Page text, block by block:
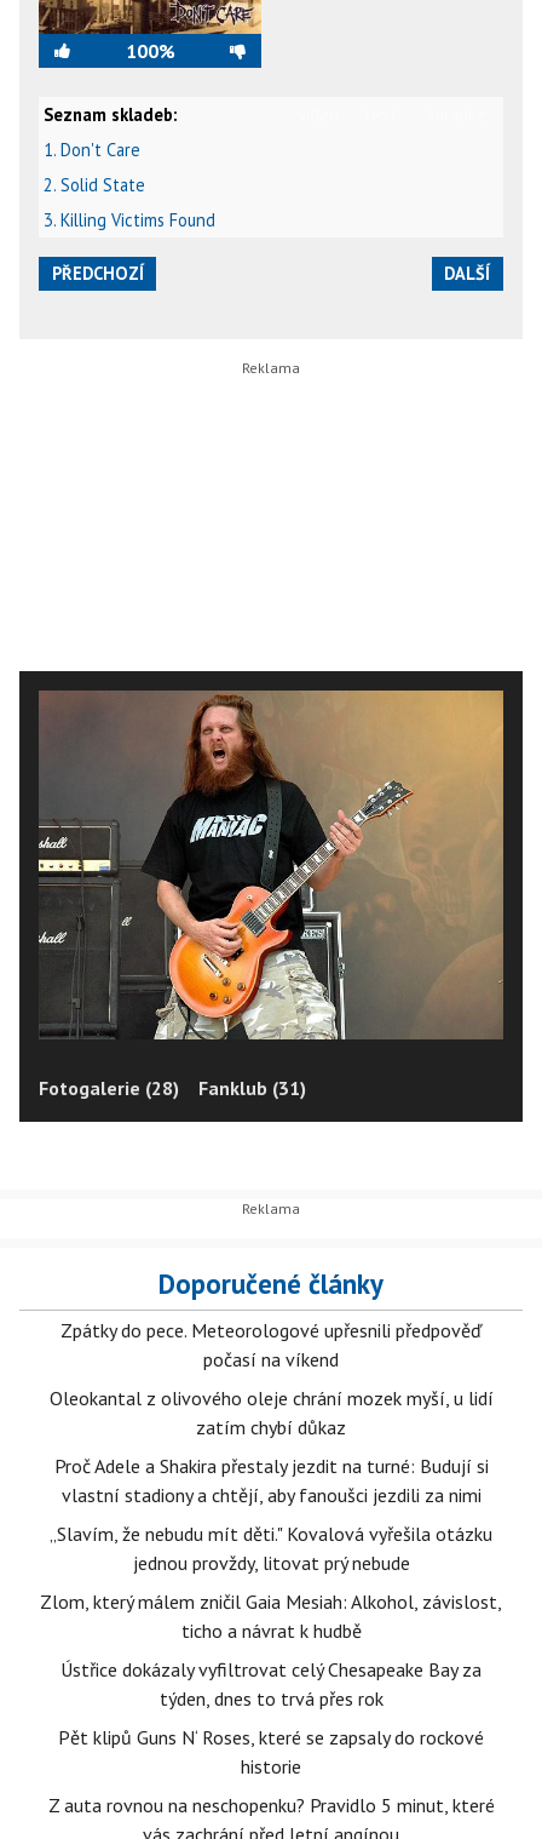
100%
Seznam skladeb:
1. Don't Care
2. Solid State
3. Killing Victims Found
PŘEDCHOZÍ DALŠÍ
Fotogalerie (28) Fanklub (31)
Doporučené články
Zpátky do pece. Meteorologové upřesnili předpověď
počasí na víkend
Oleokantal z olivového oleje chrání mozek myší, u lidí
zatím chybí důkaz
Proč Adele a Shakira přestaly jezdit na turné: Budují si
vlastní stadiony a chtějí, aby fanoušci jezdili za nimi
„Slavím, že nebudu mít děti." Kovalová vyřešila otázku
jednou provždy, litovat prý nebude
Zlom, který málem zničil Gaia Mesiah: Alkohol, závislost,
ticho a návrat k hudbě
Ústřice dokázaly vyfiltrovat celý Chesapeake Bay za
týden, dnes to trvá přes rok
Pět klipů Guns N‘ Roses, které se zapsaly do rockové
historie
Z auta rovnou na neschopenku? Pravidlo 5 minut, které
vás zachrání před letní angínou